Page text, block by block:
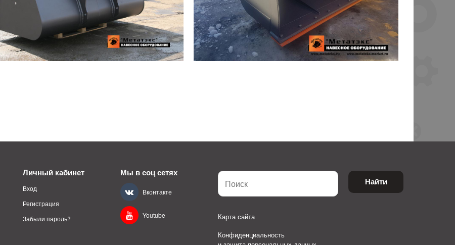
Личный кабинет
Вход
Регистрация
Забыли пароль?
Мы в соц сетях
Вконтакте
Youtube
Найти
Карта сайта
Конфиденциальность